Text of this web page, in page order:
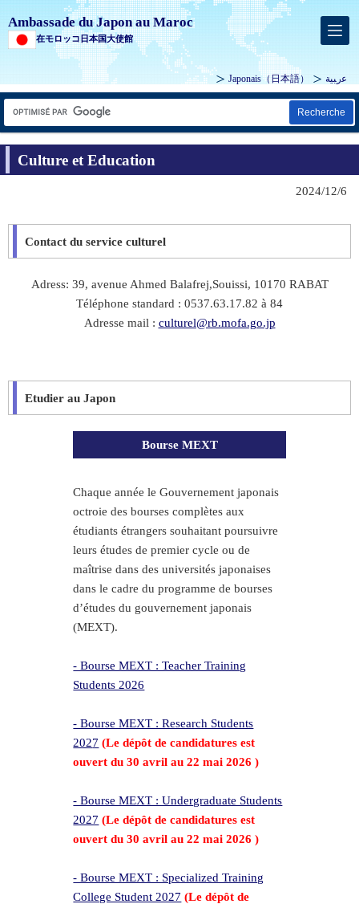
Ambassade du Japon au Maroc
在モロッコ日本国大使館
Japonais（日本語） ﻋرﺒﻴﺔ
Recherche
Culture et Education
2024/12/6
Contact du service culturel
Adress: 39, avenue Ahmed Balafrej,Souissi, 10170 RABAT
Téléphone standard : 0537.63.17.82 à 84
Adresse mail : culturel@rb.mofa.go.jp
Etudier au Japon
Bourse MEXT
Chaque année le Gouvernement japonais
octroie des bourses complètes aux
étudiants étrangers souhaitant poursuivre
leurs études de premier cycle ou de
maîtrise dans des universités japonaises
dans le cadre du programme de bourses
d’études du gouvernement japonais
(MEXT).
- Bourse MEXT : Teacher Training
Students 2026
- Bourse MEXT : Research Students
2027 (Le dépôt de candidatures est
ouvert du 30 avril au 22 mai 2026 )
- Bourse MEXT : Undergraduate Students
2027 (Le dépôt de candidatures est
ouvert du 30 avril au 22 mai 2026 )
- Bourse MEXT : Specialized Training
College Student 2027 (Le dépôt de